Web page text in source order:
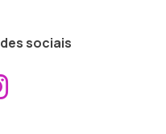
sociais
ao